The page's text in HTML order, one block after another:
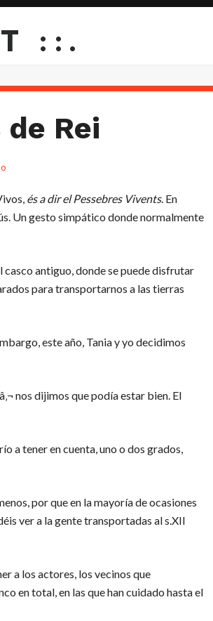
::.
Rei
és a dir el Pessebres Vivents. En
Un gesto simpático donde normalmente
casco antiguo, donde se puede disfrutar
para transportarnos a las tierras
este año, Tania y yo decidimos
nos dijimos que podía estar bien. El
a tener en cuenta, uno o dos grados,
por que en la mayoría de ocasiones
ver a la gente transportadas al s.XII
a los actores, los vecinos que
en total, en las que han cuidado hasta el